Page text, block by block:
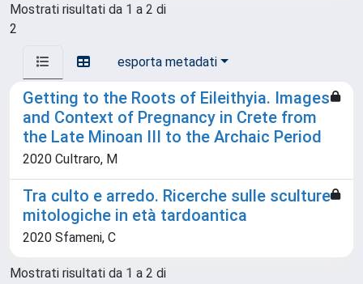
Mostrati risultati da 1 a 2 di
2
esporta metadati
Getting to the Roots of Eileithyia. Images
and Context of Pregnancy in Crete from
the Late Minoan III to the Archaic Period
2020 Cultraro, M
Tra culto e arredo. Ricerche sulle sculture
mitologiche in età tardoantica
2020 Sfameni, C
Mostrati risultati da 1 a 2 di